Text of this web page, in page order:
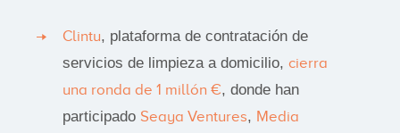
Clintu, plataforma de contratación de
servicios de limpieza a domicilio, cierra
una ronda de 1 millón €, donde han
participado Seaya Ventures, Media